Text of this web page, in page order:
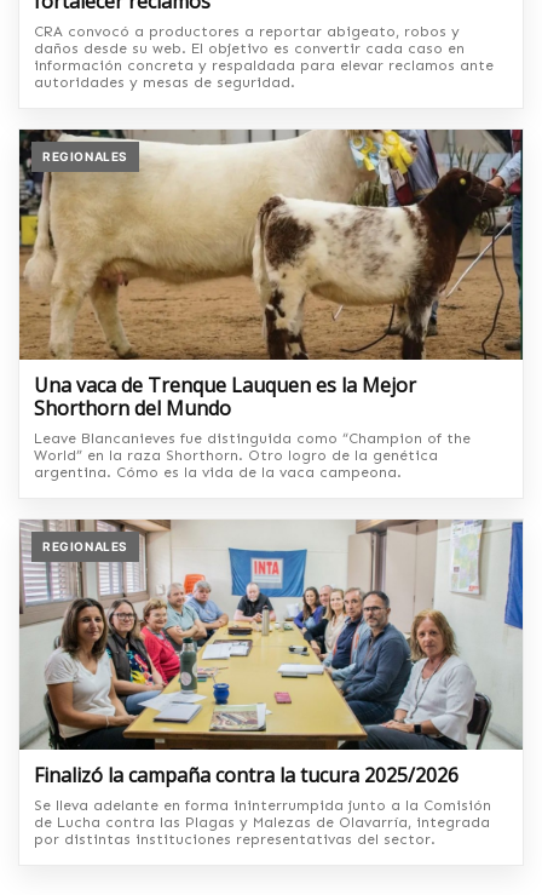
CRA convocó a productores a reportar abigeato, robos y
daños desde su web. El objetivo es convertir cada caso en
información concreta y respaldada para elevar reclamos ante
autoridades y mesas de seguridad.
REGIONALES
Una vaca de Trenque Lauquen es la Mejor
Shorthorn del Mundo
Leave Blancanieves fue distinguida como “Champion of the
World” en la raza Shorthorn. Otro logro de la genética
argentina. Cómo es la vida de la vaca campeona.
REGIONALES
Finalizó la campaña contra la tucura 2025/2026
Se lleva adelante en forma ininterrumpida junto a la Comisión
de Lucha contra las Plagas y Malezas de Olavarría, integrada
por distintas instituciones representativas del sector.